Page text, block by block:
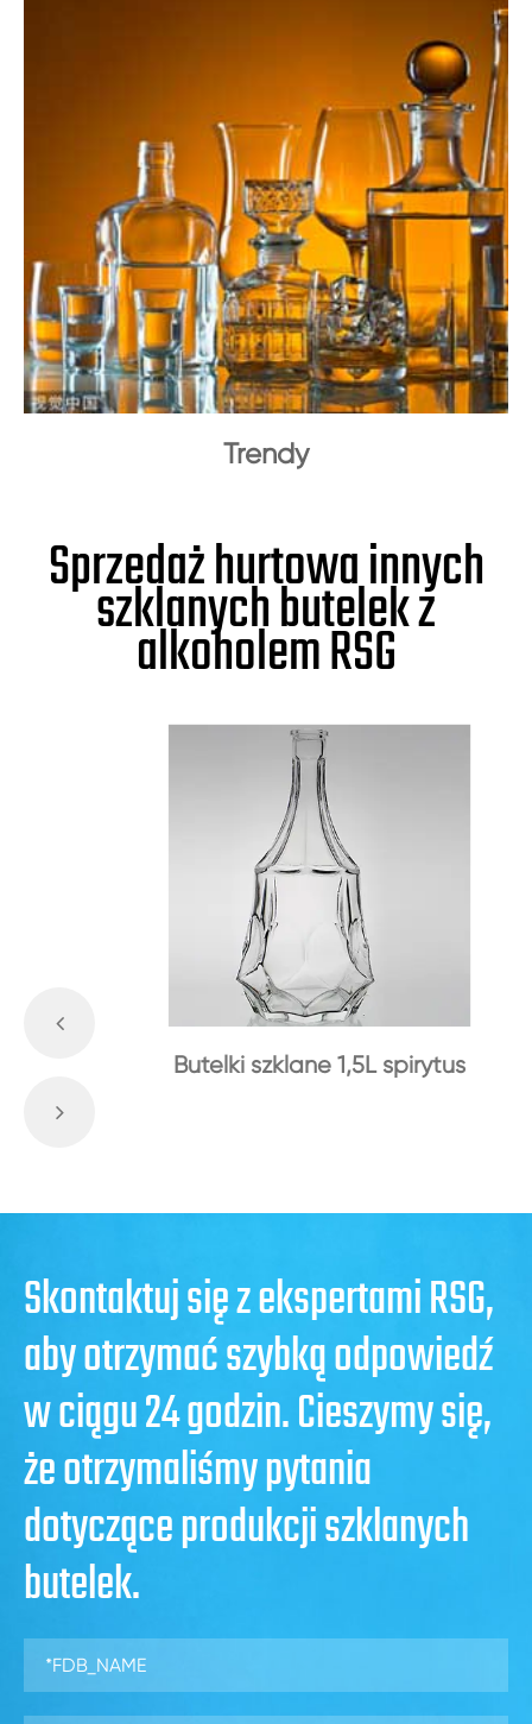
Trendy
Sprzedaż hurtowa innych
szklanych butelek z
alkoholem RSG
Butelki szklane 1,5L spirytus
Skontaktuj się z ekspertami RSG,
aby otrzymać szybką odpowiedź
w ciągu 24 godzin. Cieszymy się,
że otrzymaliśmy pytania
dotyczące produkcji szklanych
butelek.